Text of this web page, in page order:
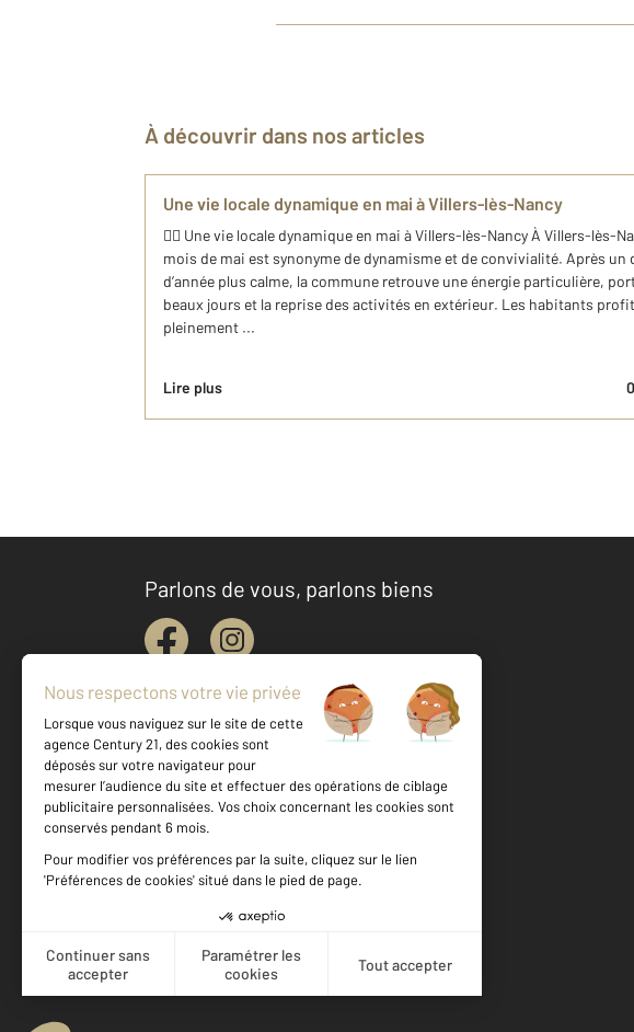
À découvrir dans nos articles
Une vie locale dynamique en mai à Villers-lès-Nancy
🚴‍♂️ Une vie locale dynamique en mai à Villers-lès-Nancy À Villers-lès-
mois de mai est synonyme de dynamisme et de convivialité. Après un
d’année plus calme, la commune retrouve une énergie particulière,
beaux jours et la reprise des activités en extérieur. Les habitants
pleinement ...
Lire plus
Parlons de vous, parlons biens
Votre agence est notée
Achat
Location